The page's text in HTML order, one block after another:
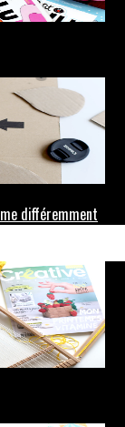
différemment